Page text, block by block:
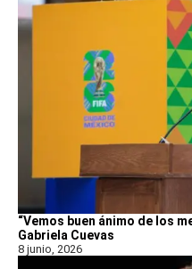
“Vemos buen ánimo de los
Gabriela Cuevas
8 junio, 2026